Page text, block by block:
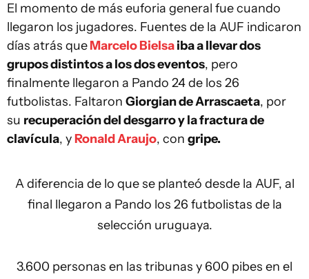
El momento de más euforia general fue cuando
llegaron los jugadores. Fuentes de la AUF indicaron
días atrás queMarcelo Bielsaiba a llevar dos
grupos distintos a los dos eventos, pero
finalmente llegaron a Pando 24 de los 26
futbolistas. Faltaron Giorgian de Arrascaeta, por
su recuperación del desgarro y la fractura de
clavícula, yRonald Araujo, con gripe.
A diferencia de lo que se planteó desde la AUF, al
final llegaron a Pando los 26 futbolistas de la
selección uruguaya.
3.600 personas en las tribunas y 600 pibes en el